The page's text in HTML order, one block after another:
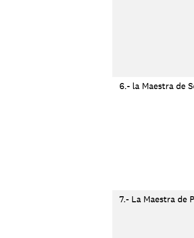
6.- la Maestra de
7.- La Maestra de